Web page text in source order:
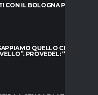
IL BOLOGNA PER IL
QUELLO CHE
PROVEDEL: “MESE